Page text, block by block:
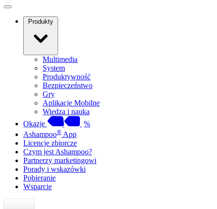
Produkty
Multimedia
System
Produktywność
Bezpieczeństwo
Gry
Aplikacje Mobilne
Wiedza i nauka
Okazje
%
Ashampoo® App
Licencje zbiorcze
Czym jest Ashampoo?
Partnerzy marketingowi
Porady i wskazówki
Pobieranie
Wsparcie